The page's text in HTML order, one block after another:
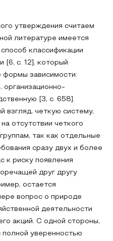
утверждения считаем
литературе имеется
классификации
[6, с. 12], который
зависимости:
[3, с. 658].
взгляд, четкую систему,
отсутствии четкого
так как отдельные
сразу двух и более
к риску появления
друг другу
остается
вопрос о природе
деятельности
акций. С одной стороны,
уверенностью